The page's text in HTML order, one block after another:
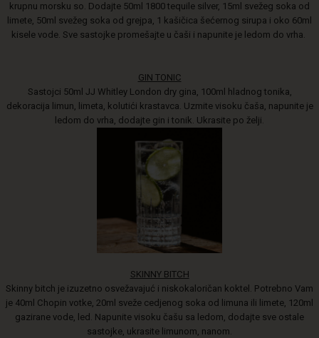
krupnu morsku so. Dodajte 50ml 1800 tequile silver, 15ml svežeg soka od
limete, 50ml svežeg soka od grejpa, 1 kašičica šećernog sirupa i oko 60ml
kisele vode. Sve sastojke promešajte u čaši i napunite je ledom do vrha.
GIN TONIC
Sastojci 50ml JJ Whitley London dry gina, 100ml hladnog tonika,
dekoracija limun, limeta, kolutići krastavca. Uzmite visoku čaša, napunite je
ledom do vrha, dodajte gin i tonik. Ukrasite po želji.
SKINNY BITCH
Skinny bitch je izuzetno osvežavajuć i niskokaloričan koktel. Potrebno Vam
je 40ml Chopin votke, 20ml sveže cedjenog soka od limuna ili limete, 120ml
gazirane vode, led. Napunite visoku čašu sa ledom, dodajte sve ostale
sastojke, ukrasite limunom, nanom.